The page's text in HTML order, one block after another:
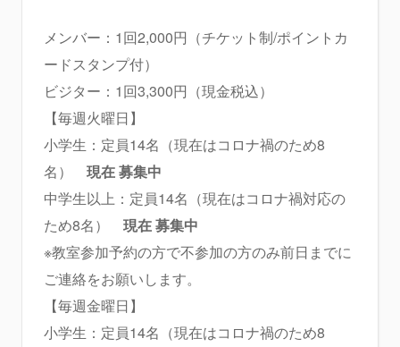
メンバー：1回2,000円（チケット制/ポイントカ
ードスタンプ付）
ビジター：1回3,300円（現金税込）
【毎週火曜日】
小学生：定員14名（現在はコロナ禍のため8
名） 現在 募集中
中学生以上：定員14名（現在はコロナ禍対応の
ため8名） 現在 募集中
※教室参加予約の方で不参加の方のみ前日までに
ご連絡をお願いします。
【毎週金曜日】
小学生：定員14名（現在はコロナ禍のため8